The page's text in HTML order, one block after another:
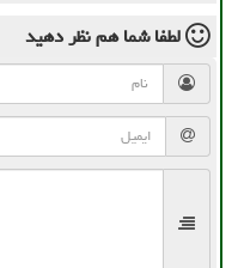
لطفا شما همنظر دهید